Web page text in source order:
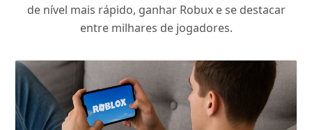
de nível mais rápido, ganhar Robux e se destacar
entre milhares de jogadores.